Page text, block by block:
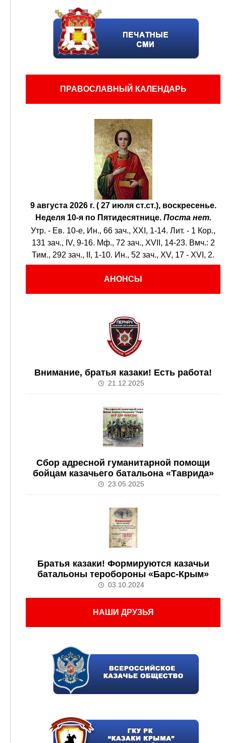
ПРАВОСЛАВНЫЙ КАЛЕНДАРЬ
9 августа 2026 г. ( 27 июля ст.ст.), воскресенье.
Неделя 10-я по Пятидесятнице. Поста нет.
Утр. - Ев. 10-е, Ин., 66 зач., XXI, 1-14. Лит. - 1 Кор.,
131 зач., IV, 9-16. Мф., 72 зач., XVII, 14-23. Вмч.: 2
Тим., 292 зач., II, 1-10. Ин., 52 зач., XV, 17 - XVI, 2.
АНОНСЫ
Внимание, братья казаки! Есть работа!
21.12.2025
Сбор адресной гуманитарной помощи
бойцам казачьего батальона «Таврида»
23.05.2025
Братья казаки! Формируются казачьи
батальоны теробороны «Барс-Крым»
03.10.2024
НАШИ ДРУЗЬЯ